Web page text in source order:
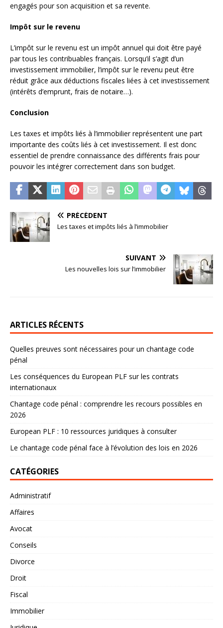
engagés pour son acquisition et sa revente.
Impôt sur le revenu
L’impôt sur le revenu est un impôt annuel qui doit être payé
par tous les contribuables français. Lorsqu’il s’agit d’un
investissement immobilier, l’impôt sur le revenu peut être
réduit grâce aux déductions fiscales liées à cet investissement
(intérêts d’emprunt, frais de notaire…).
Conclusion
Les taxes et impôts liés à l’immobilier représentent une part
importante des coûts liés à cet investissement. Il est donc
essentiel de prendre connaissance des différents frais pour
pouvoir les intégrer correctement dans son budget.
PRÉCÉDENT
Les taxes et impôts liés à l’immobilier
SUIVANT
Les nouvelles lois sur l’immobilier
ARTICLES RÉCENTS
Quelles preuves sont nécessaires pour un chantage code
pénal
Les conséquences du European PLF sur les contrats
internationaux
Chantage code pénal : comprendre les recours possibles en
2026
European PLF : 10 ressources juridiques à consulter
Le chantage code pénal face à l’évolution des lois en 2026
CATÉGORIES
Administratif
Affaires
Avocat
Conseils
Divorce
Droit
Fiscal
Immobilier